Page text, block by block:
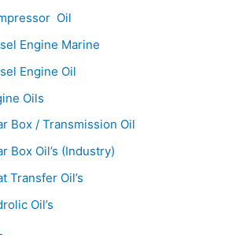
Oil
Engine Marine
Engine Oil
Oils
Box / Transmission Oil
Box Oil’s (Industry)
Transfer Oil’s
Oil’s